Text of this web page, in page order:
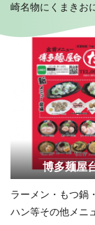
崎名物にくまきお
博多麺屋
ラーメン・もつ鍋
ハン等その他メニ